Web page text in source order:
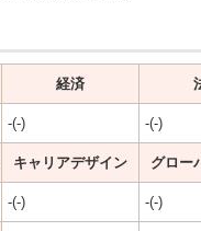
経済
-(-) -(-)
キャリアデザイン グロー
-(-) -(-)